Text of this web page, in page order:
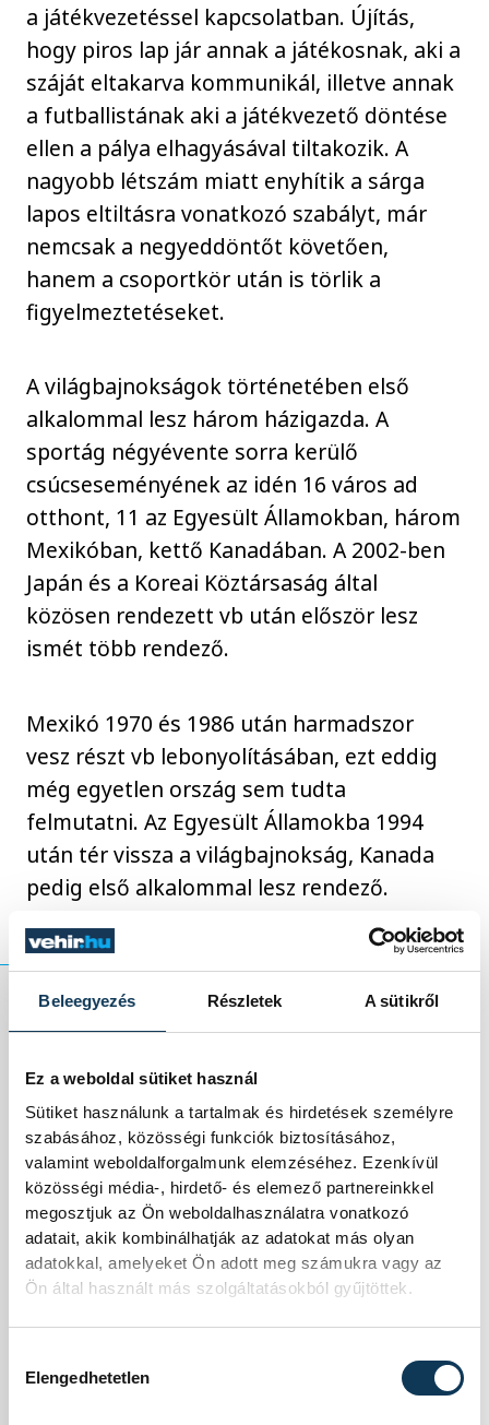
Beleegyezés Részletek A sütikről
Ez a weboldal sütiket használ
Sütiket használunk a tartalmak és hirdetések személyre
szabásához, közösségi funkciók biztosításához,
valamint weboldalforgalmunk elemzéséhez. Ezenkívül
közösségi média-, hirdető- és elemező partnereinkkel
megosztjuk az Ön weboldalhasználatra vonatkozó
adatait, akik kombinálhatják az adatokat más olyan
adatokkal, amelyeket Ön adott meg számukra vagy az
Ön által használt más szolgáltatásokból gyűjtöttek.
Elengedhetetlen
a játékvezetéssel kapcsolatban. Újítás,
hogy piros lap jár annak a játékosnak, aki a
száját eltakarva kommunikál, illetve annak
a futballistának aki a játékvezető döntése
ellen a pálya elhagyásával tiltakozik. A
nagyobb létszám miatt enyhítik a sárga
lapos eltiltásra vonatkozó szabályt, már
nemcsak a negyeddöntőt követően,
hanem a csoportkör után is törlik a
figyelmeztetéseket.
A világbajnokságok történetében első
alkalommal lesz három házigazda. A
sportág négyévente sorra kerülő
csúcseseményének az idén 16 város ad
otthont, 11 az Egyesült Államokban, három
Mexikóban, kettő Kanadában. A 2002-ben
Japán és a Koreai Köztársaság által
közösen rendezett vb után először lesz
ismét több rendező.
Mexikó 1970 és 1986 után harmadszor
vesz részt vb lebonyolításában, ezt eddig
még egyetlen ország sem tudta
felmutatni. Az Egyesült Államokba 1994
után tér vissza a világbajnokság, Kanada
pedig első alkalommal lesz rendező.
vb-n 48 csapat, a
létszámot 32-ről
emelték fel. Ami a
lebonyolítást illeti, a
válogatottakat 12
négyes csoportba
sorsolták, ezekből